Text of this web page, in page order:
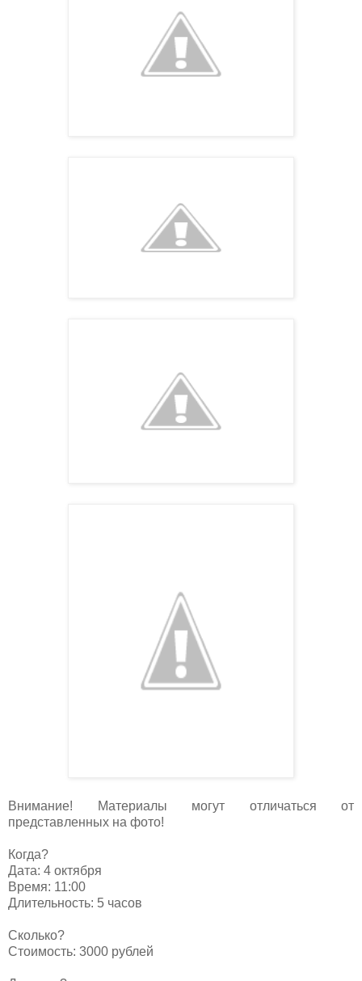
Внимание! Материалы могут отличаться от
представленных на фото!
Когда?
Дата: 4 октября
Время: 11:00
Длительность: 5 часов
Сколько?
Стоимость: 3000 рублей